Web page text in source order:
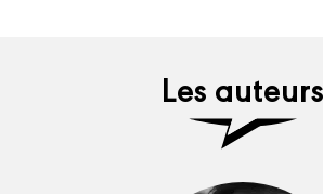
Les auteurs